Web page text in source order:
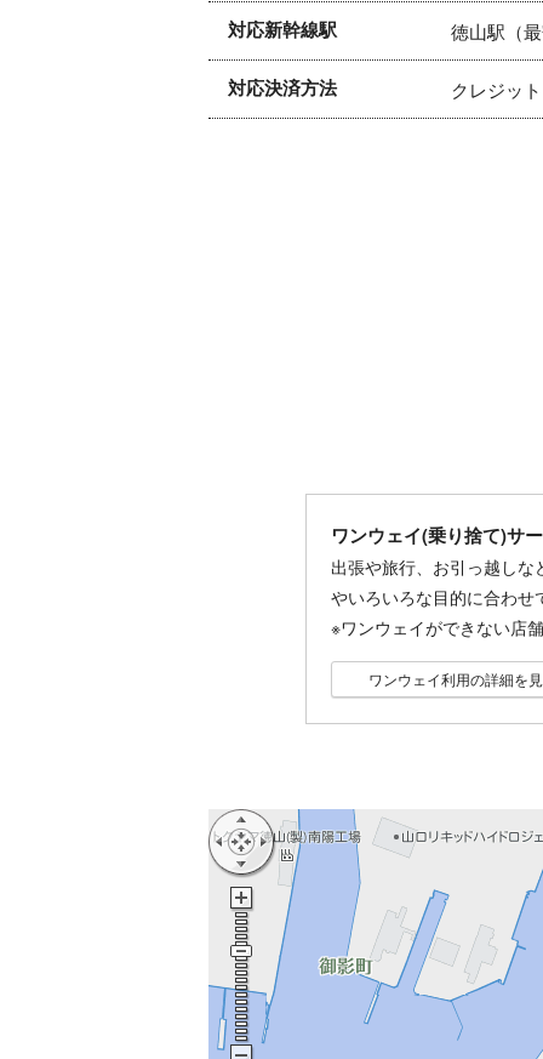
対応新幹線駅 徳山駅（
対応決済方法 クレジット
ワンウェイ(乗り捨て)サ
出張や旅行、お引っ越し
やいろいろな目的に合わ
※ワンウェイができない店
ワンウェイ利用の詳細を